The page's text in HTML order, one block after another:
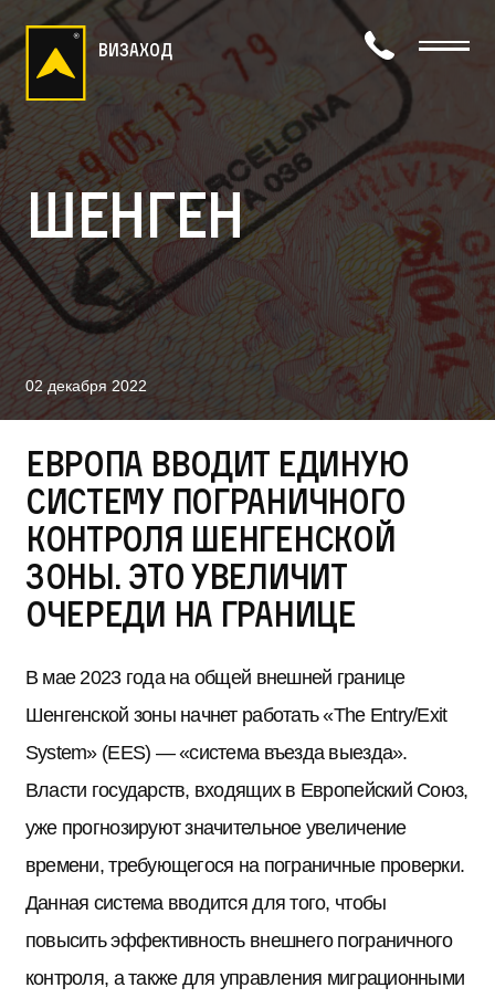
визаход
Шенген
02 декабря 2022
Европа вводит единую
систему пограничного
контроля шенгенской
зоны. Это увеличит
очереди на границе
В мае 2023 года на общей внешней границе
Шенгенской зоны начнет работать «The Entry/Exit
System» (EES) — «система въезда выезда».
Власти государств, входящих в Европейский Союз,
уже прогнозируют значительное увеличение
времени, требующегося на пограничные проверки.
Данная система вводится для того, чтобы
повысить эффективность внешнего пограничного
контроля, а также для управления миграционными